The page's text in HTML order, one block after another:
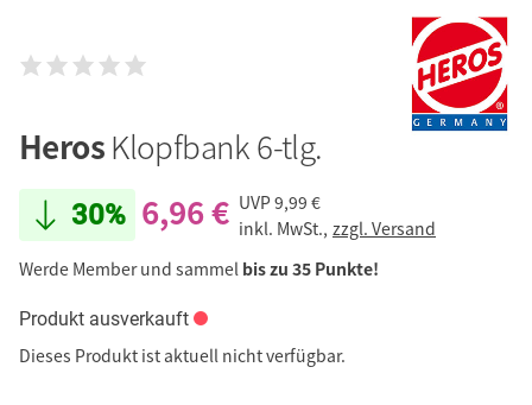
HerosKlopfbank 6-tlg.
30% 6,96 € UVP9,99 €
inkl. MwSt., zzgl. Versand
Werde Member und sammel bis zu 35 Punkte!
Produkt ausverkauft
Dieses Produkt ist aktuell nicht verfügbar.